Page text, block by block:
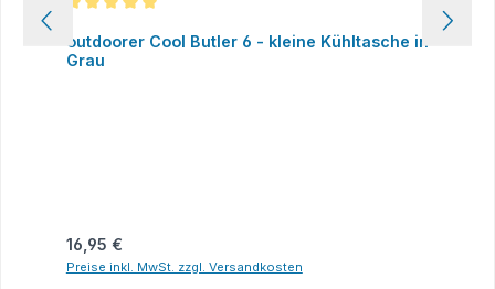
outdoorer Cool Butler 6 - kleine Kühltasche in
Grau
Regulärer Preis:
16,95 €
Preise inkl. MwSt. zzgl. Versandkosten